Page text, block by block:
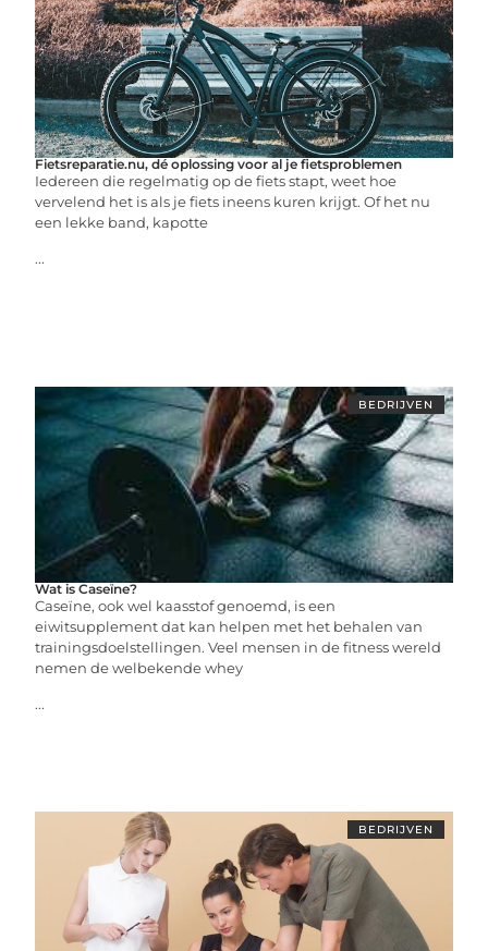
Fietsreparatie.nu, dé oplossing voor al je fietsproblemen
Iedereen die regelmatig op de fiets stapt, weet hoe
vervelend het is als je fiets ineens kuren krijgt. Of het nu
een lekke band, kapotte
...
BEDRIJVEN
Wat is Caseïne?
Caseïne, ook wel kaasstof genoemd, is een
eiwitsupplement dat kan helpen met het behalen van
trainingsdoelstellingen. Veel mensen in de fitness wereld
nemen de welbekende whey
...
BEDRIJVEN